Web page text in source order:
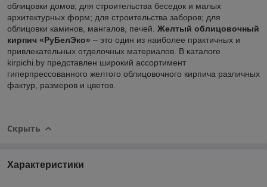
облицовки домов; для строительства беседок и малых
архитектурных форм; для строительства заборов; для
облицовки каминов, мангалов, печей. Желтый облицовочный
кирпич «РуБелЭко» – это один из наиболее практичных и
привлекательных отделочных материалов. В каталоге
kirpichi.by представлен широкий ассортимент
гиперпрессованного желтого облицовочного кирпича различных
фактур, размеров и цветов.
Скрыть
Характеристики